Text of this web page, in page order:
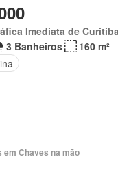
Imediata de
3 Banheiros
160 m²
em Chaves na mão